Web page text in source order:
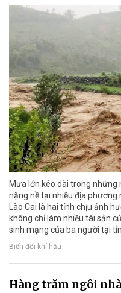
Mưa lớn kéo dài trong những
nặng nề tại nhiều địa phương
Lào Cai là hai tỉnh chịu ảnh
không chỉ làm nhiều tài sản
sinh mạng của ba người tại
Biến đổi khí hậu
Hàng trăm ngôi